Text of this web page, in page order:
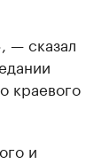
— сказал
краевого
и